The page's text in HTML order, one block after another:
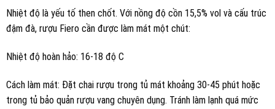
Nhiệt độ là yếu tố then chốt. Với nồng độ cồn 15,5% vol và cấu trúc
đậm đà, rượu Fiero cần được làm mát một chút:
Nhiệt độ hoàn hảo: 16-18 độ C
Cách làm mát: Đặt chai rượu trong tủ mát khoảng 30-45 phút hoặc
trong tủ bảo quản rượu vang chuyên dụng. Tránh làm lạnh quá mức